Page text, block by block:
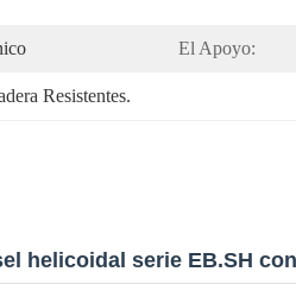
El Apoyo:
Resistentes.
helicoidal serie EB.SH